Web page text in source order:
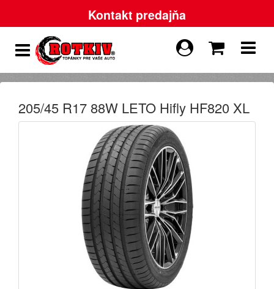
Kontakt predajňa
205/45 R17 88W LETO Hifly HF820 XL